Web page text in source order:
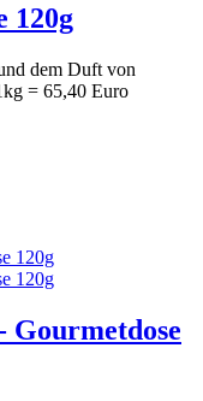
120g
dem Duft von
= 65,40 Euro
Gourmetdose